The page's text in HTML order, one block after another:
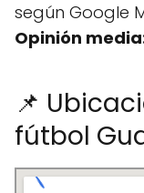
según Google
Opinión
📌
fútbol